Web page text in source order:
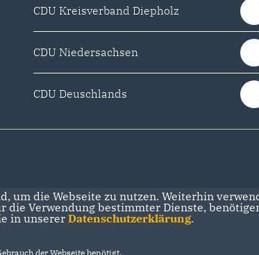
CDU Kreisverband Diepholz
CDU Niedersachsen
CDU Deuschlands
um die Webseite zu nutzen. Weiterhin
die Verwendung bestimmter Dienste,
in unserer Datenschutzerklärung.
der Webseite benötigt.